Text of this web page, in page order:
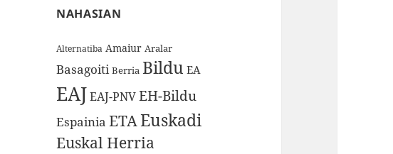
NAHASIAN
Alternatiba Amaiur Aralar
Basagoiti Berria Bildu EA
EAJEAJ-PNVEH-Bildu
Espainia ETAEuskadi
Euskal Herria